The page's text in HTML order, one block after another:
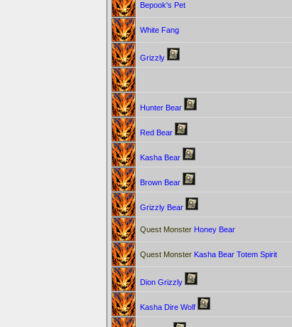
Bepook's Pet
White Fang
Grizzly
Hunter Bear
Red Bear
Kasha Bear
Brown Bear
Grizzly Bear
Quest Monster Honey Bear
Quest Monster Kasha Bear Totem Spirit
Dion Grizzly
Kasha Dire Wolf